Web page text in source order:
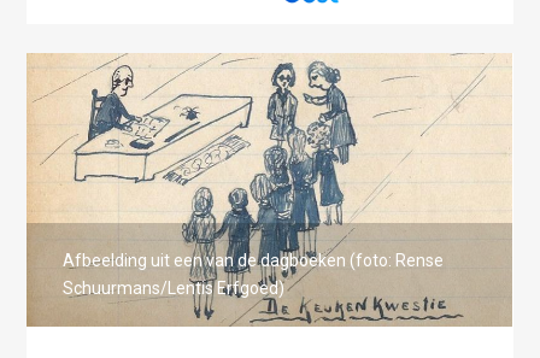
Afbeelding uit een van de dagboeken (foto: Rense
Schuurmans/Lentis Erfgoed)